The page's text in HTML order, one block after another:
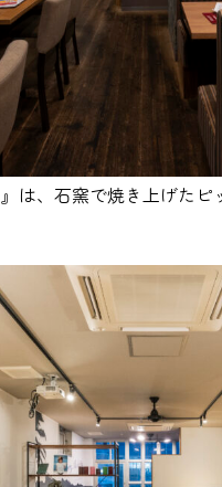
は、石窯で焼き上げたピ